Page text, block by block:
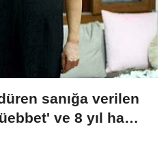
sanığa verilen
ve 8 yıl hapis